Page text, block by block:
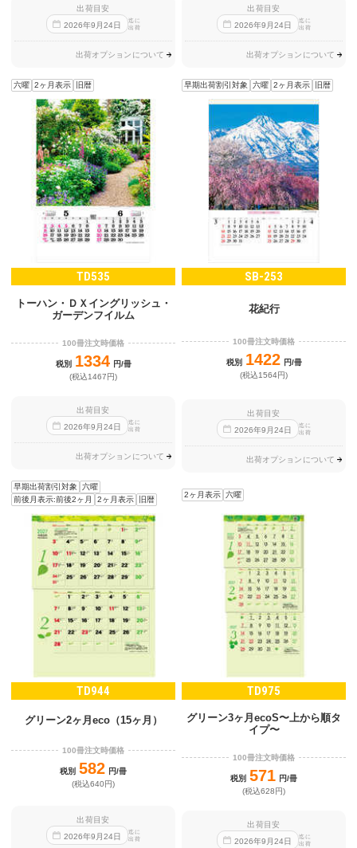
出荷目安
2026年9 月24日
迄に
出荷
出荷オプションについて
六曜 2ヶ月表示 旧暦
出荷目安
2026年9 月24日
迄に
出荷
出荷オプションについて
早期出荷割引対象 六曜 2ヶ月表示 旧暦
TD535
トーハン・ＤＸイングリッシュ・
ガーデンフイルム
100冊注文時価格
税別 1334 円/冊
(税込1467円)
出荷目安
2026年9 月24日
迄に
出荷
出荷オプションについて
早期出荷割引対象
六曜
前後月表示:前後2ヶ月
2ヶ月表示 旧暦
SB-253
花紀行
100冊注文時価格
税別 1422 円/冊
(税込1564円)
出荷目安
2026年9 月24日
迄に
出荷
出荷オプションについて
2ヶ月表示 六曜
TD944
グリーン2ヶ月eco（15ヶ月）
100冊注文時価格
税別 582 円/冊
(税込640円)
出荷目安
2026年9 月24日
迄に
出荷
TD975
グリーン3ヶ月ecoS〜上から順タ
イプ〜
100冊注文時価格
税別 571 円/冊
(税込628円)
出荷目安
2026年9 月24日
迄に
出荷